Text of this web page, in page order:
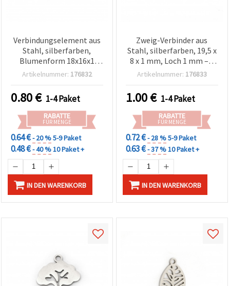
Verbindungselement aus
Stahl, silberfarben,
Blumenform 18x16x1
mm, Loch 2 mm - 2 Stück
Artikelnummer: 176832
0.80€ 1-4 Paket
RABATTE
FÜR MENGE
0.64 €- 20 %5-9 Paket
0.48 €- 40 %10 Paket +
IN DEN WARENKORB
Zweig-Verbinder aus
Stahl, silberfarben, 19,5 x
8 x 1 mm, Loch 1 mm – 2
Stück
Artikelnummer: 176833
1.00€ 1-4 Paket
RABATTE
FÜR MENGE
0.72 €- 28 %5-9 Paket
0.63 €- 37 %10 Paket +
IN DEN WARENKORB